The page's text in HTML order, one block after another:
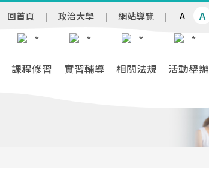
回首頁 政治大學 網站導覽 A A
課程修習 實習輔導 相關法規 活動舉辦